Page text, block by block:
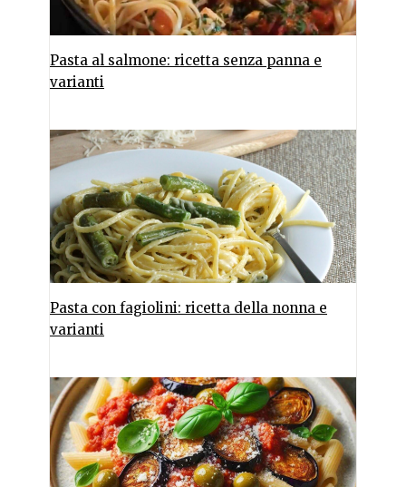
Pasta al salmone: ricetta senza panna e
varianti
Pasta con fagiolini: ricetta della nonna e
varianti